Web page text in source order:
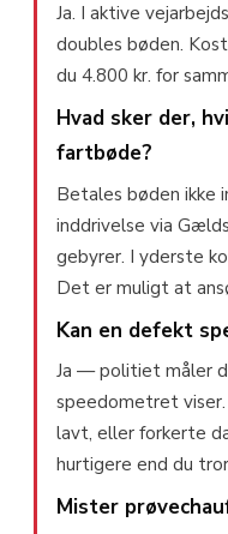
Ja. I aktive
doubles bøden.
du 4.800 kr. for
Hvad sker der,
fartbøde?
Betales bøden ikke
inddrivelse via
gebyrer. I yderste
Det er muligt at
Kan en defekt
Ja — politiet måler
speedometret
lavt, eller forkerte
hurtigere end du
Mister